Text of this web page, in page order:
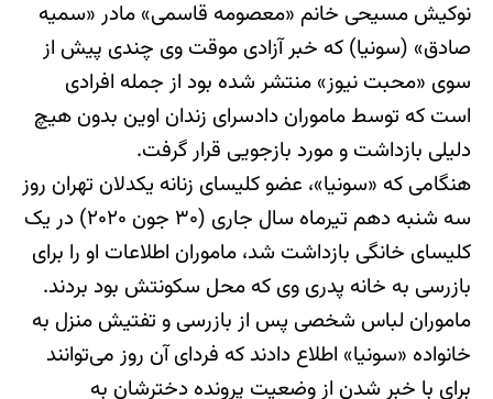
نوکیش مسیحی خانم «معصومه قاسمی» مادر «سمیه
صادق» (سونیا) که خبر آزادی موقت وی چندی پیش از
سوی «محبت نیوز» منتشر شده بود از جمله افرادی
است که توسط ماموران دادسرای زندان اوین بدون هیچ
دلیلی بازداشت و مورد بازجویی قرار گرفت.
هنگامی که «سونیا»، عضو کلیسای زنانه یکدلان تهران روز
سه ‌شنبه دهم تیرماه سال جاری (۳۰ جون ۲۰۲۰) در یک
کلیسای خانگی بازداشت شد، ماموران اطلاعات او را برای
بازرسی به خانه پدری وی که محل سکونتش بود بردند.
ماموران لباس شخصی پس از بازرسی و تفتیش منزل به
خانواده «سونیا» اطلاع دادند که فردای آن روز می‌توانند
برای با خبر شدن از وضعیت پرونده دخترشان به